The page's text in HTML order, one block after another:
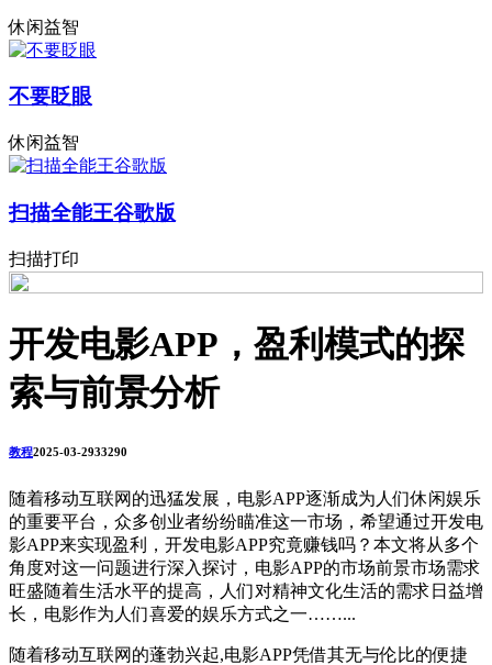
休闲益智
不要眨眼
休闲益智
扫描全能王谷歌版
扫描打印
开发电影APP，盈利模式的探
索与前景分析
教程2025-03-2933290
随着移动互联网的迅猛发展，电影APP逐渐成为人们休闲娱乐
的重要平台，众多创业者纷纷瞄准这一市场，希望通过开发电
影APP来实现盈利，开发电影APP究竟赚钱吗？本文将从多个
角度对这一问题进行深入探讨，电影APP的市场前景市场需求
旺盛随着生活水平的提高，人们对精神文化生活的需求日益增
长，电影作为人们喜爱的娱乐方式之一……...
随着移动互联网的蓬勃兴起,电影APP凭借其无与伦比的便捷